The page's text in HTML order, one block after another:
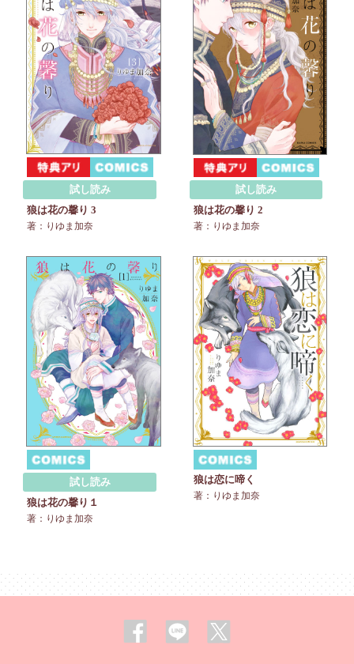
試し読み
狼は花の馨り 3
著：りゆま加奈
試し読み
狼は花の馨り 2
著：りゆま加奈
試し読み
狼は花の馨り１
著：りゆま加奈
狼は恋に啼く
著：りゆま加奈